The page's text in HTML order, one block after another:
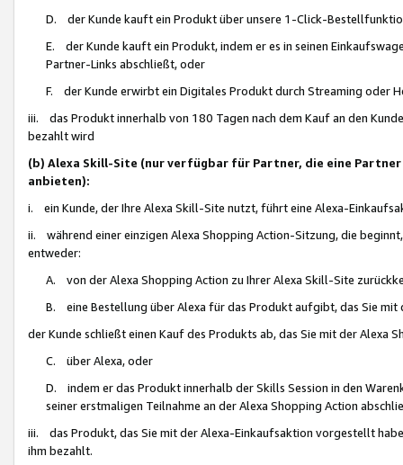
D. der Kunde kauft ein Produkt über unsere 1-Click-
E. der Kunde kauft ein Produkt, indem er es in seinen
Partner-Links abschließt, oder
F. der Kunde erwirbt ein Digitales Produkt durch Streaming oder
iii. das Produkt innerhalb von 180 Tagen nach dem Kauf an den
bezahlt wird
(b) Alexa Skill-Site (nur verfügbar für Partner, die eine
anbieten):
i. ein Kunde, der Ihre Alexa Skill-Site nutzt, führt eine Alexa-
ii. während einer einzigen Alexa Shopping Action-Sitzung, die
entweder:
A. von der Alexa Shopping Action zu Ihrer Alexa Skill-Site
B. eine Bestellung über Alexa für das Produkt aufgibt, das Sie mit
der Kunde schließt einen Kauf des Produkts ab, das Sie mit der Alexa
C. über Alexa, oder
D. indem er das Produkt innerhalb der Skills Session in den
seiner erstmaligen Teilnahme an der Alexa Shopping Action
iii. das Produkt, das Sie mit der Alexa-Einkaufsaktion vorgestellt
ihm bezahlt.